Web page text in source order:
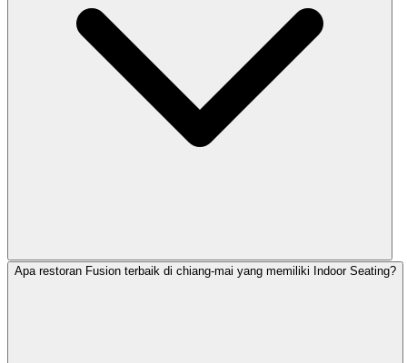
Apa restoran Fusion terbaik di chiang-mai yang memiliki Indoor Seating?